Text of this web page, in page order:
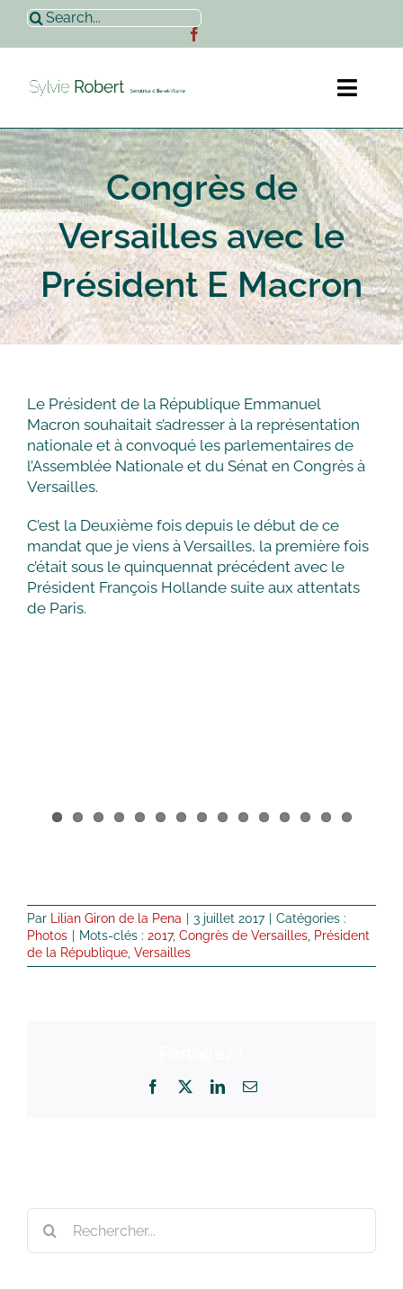
Passer
contenu
Rechercher:
Accueil
Sylvie Robert
Actualités
Contact
Congrès de
Versailles avec le
Président E Macron
Le Président de la République Emmanuel
Macron souhaitait s’adresser à la représentation
nationale et à convoqué les parlementaires de
l’Assemblée Nationale et du Sénat en Congrès à
Versailles.
C’est la Deuxième fois depuis le début de ce
mandat que je viens à Versailles, la première fois
c’était sous le quinquennat précédent avec le
Président François Hollande suite aux attentats
de Paris.
Par Lilian Giron de la Pena 3 juillet 2017
Catégories :
Photos
Mots-clés : 2017, Congrès de Versailles Président
de la République Versailles
Facebook LinkedInEmail